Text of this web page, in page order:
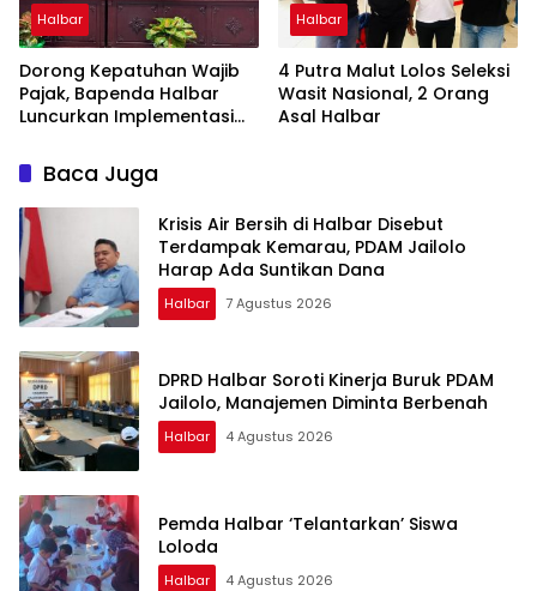
Halbar
Dorong Kepatuhan Wajib
Pajak, Bapenda Halbar
Luncurkan Implementasi
Bank Maluku-Malut
Halbar
4 Putra Malut Lolos Seleksi
Wasit Nasional, 2 Orang
Asal Halbar
Baca Juga
Krisis Air Bersih di Halbar Disebut
Terdampak Kemarau, PDAM Jailolo
Harap Ada Suntikan Dana
Halbar 7 Agustus 2026
DPRD Halbar Soroti Kinerja Buruk PDAM
Jailolo, Manajemen Diminta Berbenah
Halbar 4 Agustus 2026
Pemda Halbar ‘Telantarkan’ Siswa
Loloda
Halbar 4 Agustus 2026